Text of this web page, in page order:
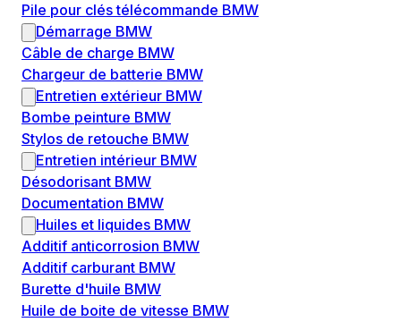
Pile pour clés télécommande BMW
Démarrage BMW
Câble de charge BMW
Chargeur de batterie BMW
Entretien extérieur BMW
Bombe peinture BMW
Stylos de retouche BMW
Entretien intérieur BMW
Désodorisant BMW
Documentation BMW
Huiles et liquides BMW
Additif anticorrosion BMW
Additif carburant BMW
Burette d'huile BMW
Huile de boite de vitesse BMW